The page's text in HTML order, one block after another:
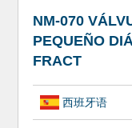
NM-070
PEQUEÑO
FRACT
西班牙语